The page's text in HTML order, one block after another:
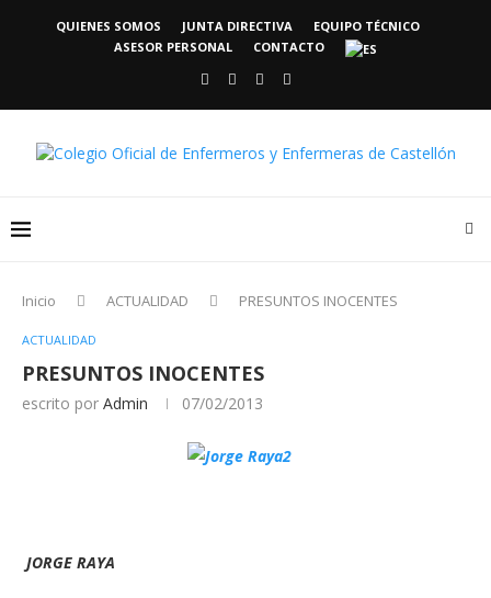
QUIENES SOMOS JUNTA DIRECTIVA
EQUIPO TÉCNICO
ASESOR PERSONAL
CONTACTO
Inicio ACTUALIDAD PRESUNTOS INOCENTES
ACTUALIDAD
PRESUNTOS INOCENTES
escrito por Admin 07/02/2013
JORGE RAYA